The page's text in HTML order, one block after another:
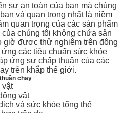
sự an toàn của bạn mà chúng
và quan trọng nhất là niềm
quan trọng của các sản phẩm
chúng tôi không chứa sản
giờ được thử nghiệm trên động
các tiêu chuẩn sức khỏe
ứng sự chấp thuận của các
trên khắp thế giới.
chay
vật
vật
và sức khỏe tổng thể